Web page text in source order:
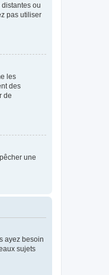
ou
pas utiliser
les
des
de
une
ayez besoin
sujets